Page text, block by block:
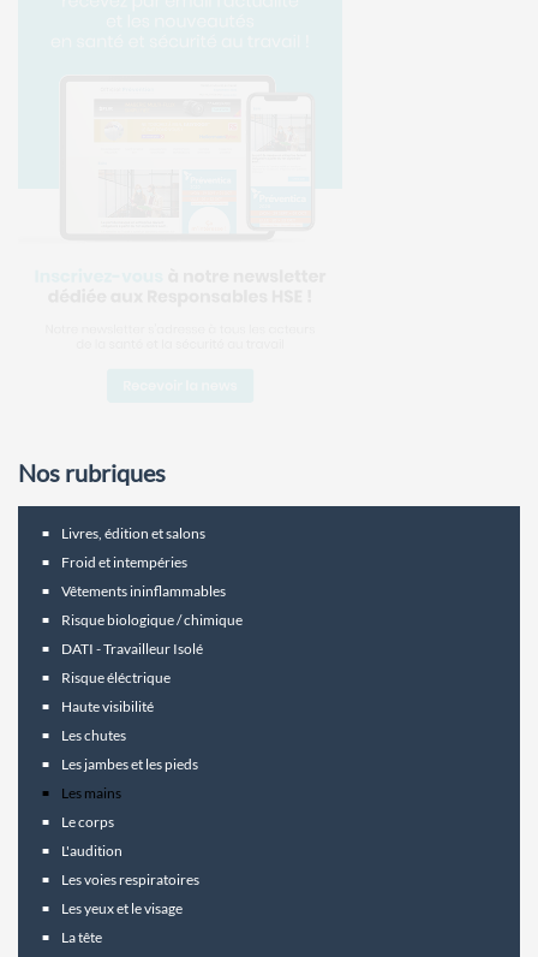
Nos rubriques
Livres, édition et salons
Froid et intempéries
Vêtements ininflammables
Risque biologique / chimique
DATI - Travailleur Isolé
Risque éléctrique
Haute visibilité
Les chutes
Les jambes et les pieds
Les mains
Le corps
L'audition
Les voies respiratoires
Les yeux et le visage
La tête